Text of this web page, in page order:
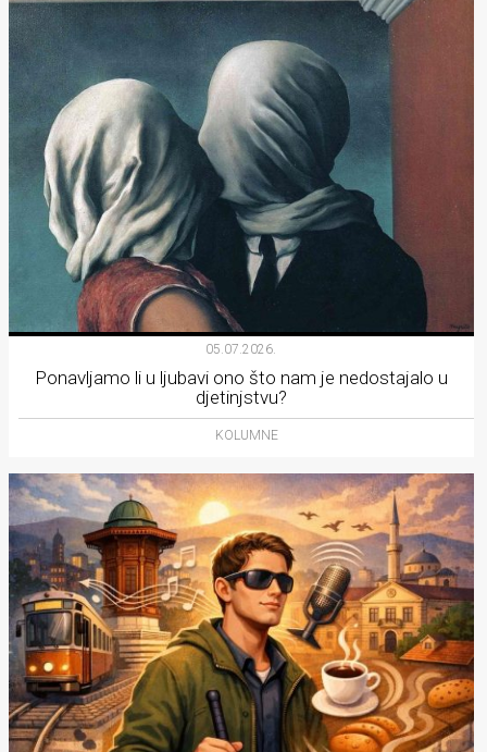
05.07.2026.
Ponavljamo li u ljubavi ono što nam je nedostajalo u
djetinjstvu?
KOLUMNE